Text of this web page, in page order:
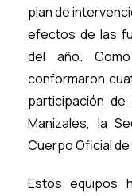
plan de
efectos de las
del año.
conformaron
participación de
Manizales, la
Cuerpo Oficial
Estos equipos